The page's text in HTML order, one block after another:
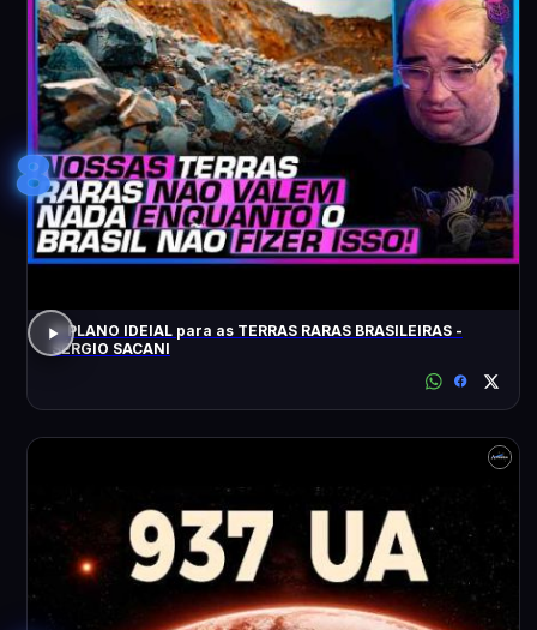
8
O PLANO IDEIAL para as TERRAS RARAS BRASILEIRAS -
SÉRGIO SACANI